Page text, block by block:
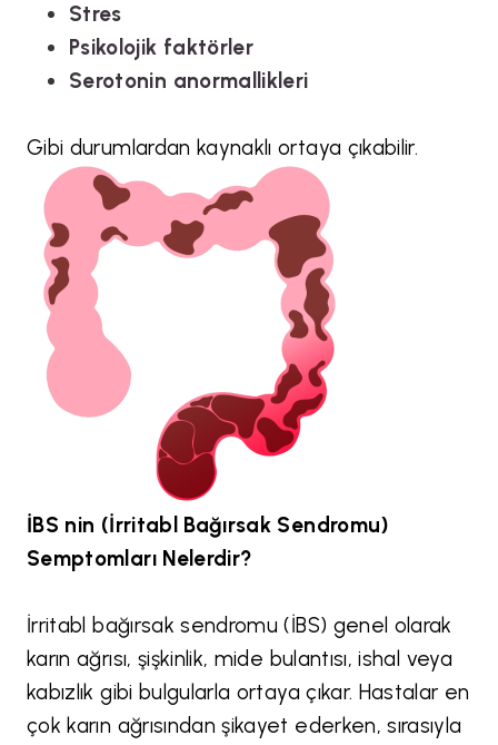
Stres
Psikolojik faktörler
Serotonin anormallikleri
Gibi durumlardan kaynaklı ortaya çıkabilir.
İBS nin (İrritabl Bağırsak Sendromu)
Semptomları Nelerdir?
İrritabl bağırsak sendromu (İBS) genel olarak
karın ağrısı, şişkinlik, mide bulantısı, ishal veya
kabızlık gibi bulgularla ortaya çıkar. Hastalar en
çok karın ağrısından şikayet ederken, sırasıyla